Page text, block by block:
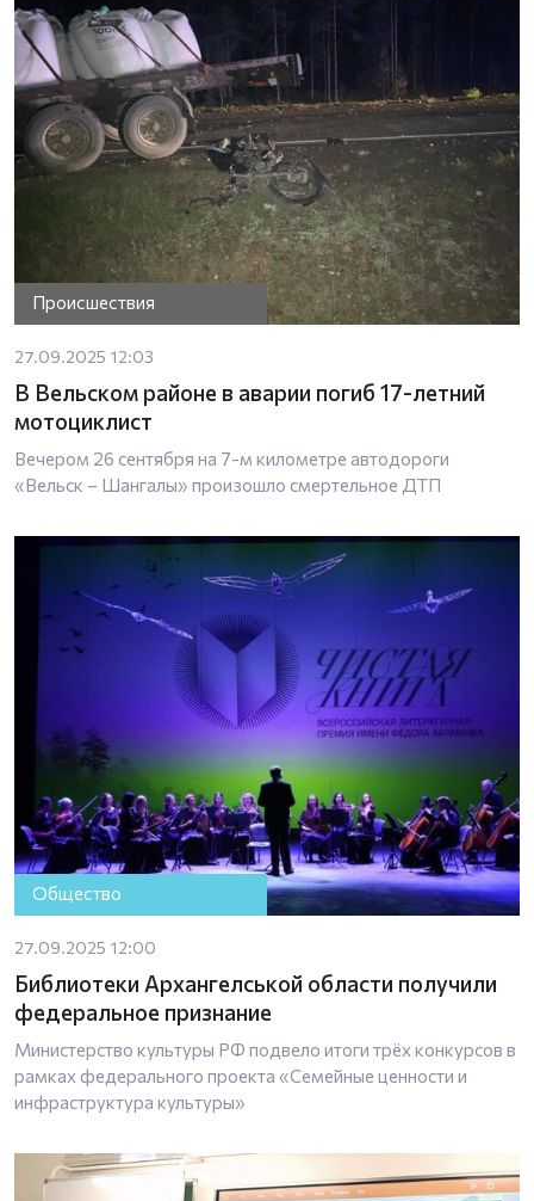
Происшествия
27.09.2025 12:03
В Вельском районе в аварии погиб 17-летний
мотоциклист
Вечером 26 сентября на 7-м километре автодороги
«Вельск – Шангалы» произошло смертельное ДТП
Общество
27.09.2025 12:00
Библиотеки Архангелськой области получили
федеральное признание
Министерство культуры РФ подвело итоги трёх конкурсов в
рамках федерального проекта «Семейные ценности и
инфраструктура культуры»